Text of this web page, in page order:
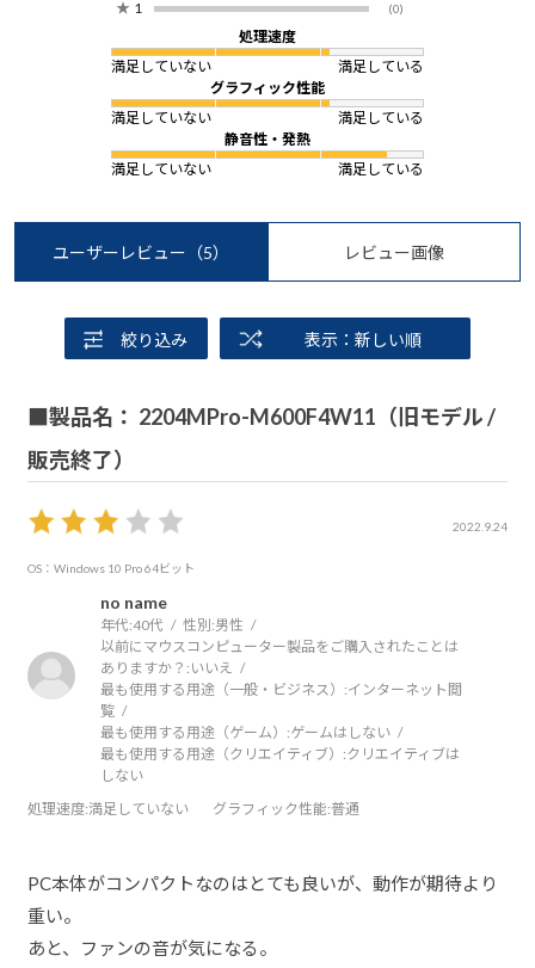
★ 1 (0)
処理速度
満足していない
満足している
グラフィック性能
満足していない
満足している
静音性・発熱
満足していない
満足している
ユーザーレビュー （5） レビュー画像
絞り込み 表示：新しい順
■製品名： 2204MPro-M600F4W11（旧モデル /
販売終了）
2022.9.24
OS：Windows 10 Pro 64ビット
no name
年代:40代 性別:男性
以前にマウスコンピューター製品をご購入されたことは
ありますか？: いいえ
最も使用する用途（一般・ビジネス）:インターネット閲
覧
最も使用する用途（ゲーム）:ゲームはしない
最も使用する用途（クリエイティブ）:クリエイティブは
しない
処理速度:満足していない グラフィック性能:普通
PC本体がコンパクトなのはとても良いが、動作が期待より
重い。
あと、ファンの音が気になる。